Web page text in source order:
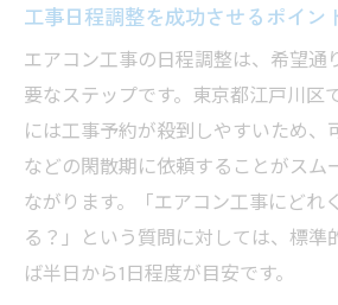
工事日程調整を成功させるポイン
エアコン工事の日程調整は、希望通
要なステップです。東京都江戸川区
には工事予約が殺到しやすいため、
などの閑散期に依頼することがスム
ながります。「エアコン工事にどれ
る？」という質問に対しては、標準
ば半日から1日程度が目安です。